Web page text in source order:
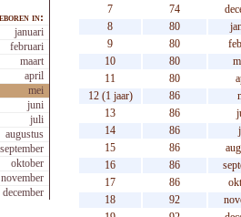
in:
januari
februari
maart
april
mei
juni
juli
augustus
september
oktober
november
december
7
74
8
80
9
80
10
80
11
80
12 (1 jaar)
86
13
86
14
86
15
86
16
86
17
86
18
92